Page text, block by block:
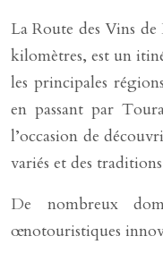
La Route des Vins
kilomètres, est un
les principales
en passant par
l’occasion de
variés et des
De nombreux
œnotouristiques